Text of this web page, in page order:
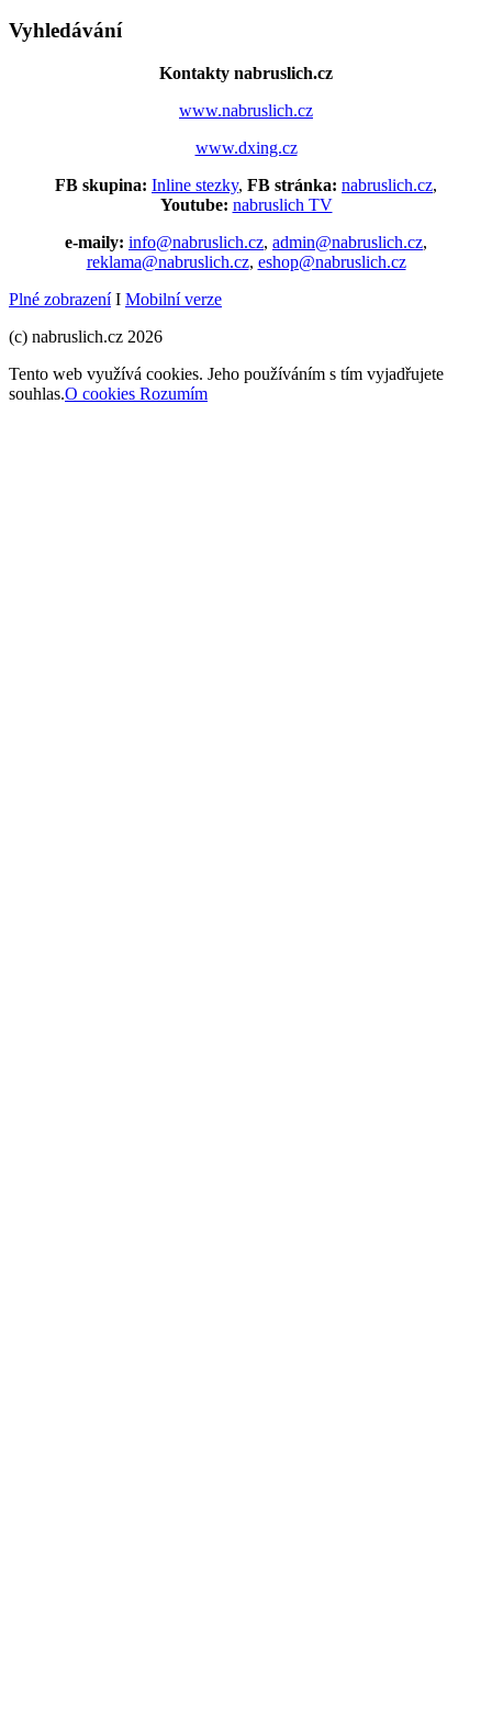
Vyhledávání
Kontakty nabruslich.cz
www.nabruslich.cz
www.dxing.cz
FB skupina: Inline stezky, FB stránka: nabruslich.cz,
Youtube: nabruslich TV
e-maily: info@nabruslich.cz, admin@nabruslich.cz,
reklama@nabruslich.cz, eshop@nabruslich.cz
Plné zobrazeníI Mobilní verze
(c) nabruslich.cz 2026
Tento web využívá cookies. Jeho používáním s tím vyjadřujete
souhlas.O cookies Rozumím